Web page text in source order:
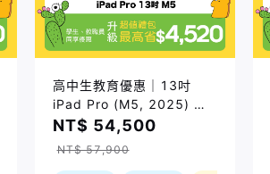
高中生教育優惠｜13吋
iPad Pro (M5, 2025) Wi-
Fi/512GB/ 兩色｜預購，
到貨後依訂單順序出貨
NT$ 54,500
NT$ 57,900